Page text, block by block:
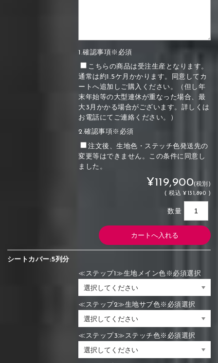
1.確認事項※必須
こちらの商品は受注生産となります。
通常は約1.5ケ月かかります。同意してカ
ートへ追加しご購入ください。（但し年
末年始等の大型連休が重なった場合、最
大3月かかる場合がございます。詳しくは
お電話にてご連絡ください。）
2.確認事項※必須
注文後、生地色・ステッチ色発送先の
変更等はできません。この条件に同意し
ました。
¥119,900(税別)
(税込 ¥131,890 )
数量
シートカバー:5列分
≪ステップ1≫生地メイン色※必須選択
≪ステップ2≫生地サブ色※必須選択
≪ステップ3≫ステッチ色※必須選択